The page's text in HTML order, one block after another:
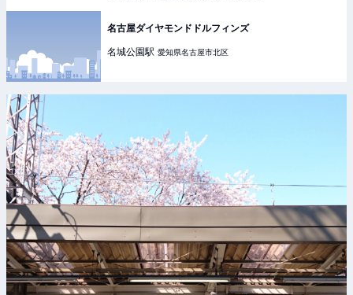
名古屋ダイヤモンドドルフィンズ
名城公園駅 愛知県名古屋市北区